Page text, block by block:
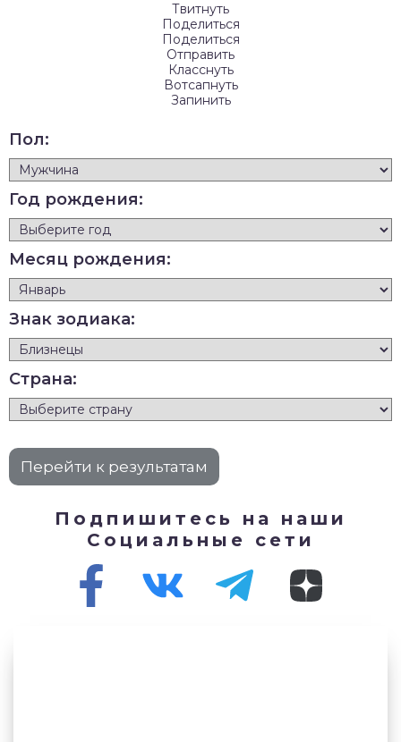
Твитнуть
Поделиться
Поделиться
Отправить
Класснуть
Вотсапнуть
Запинить
Пол:
Год рождения:
Месяц рождения:
Знак зодиака:
Страна:
Подпишитесь на наши
Социальные сети